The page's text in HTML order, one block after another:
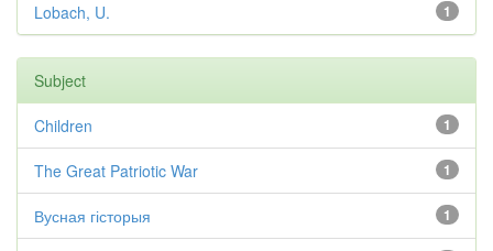
1
Lobach, U.
Subject
1
Children
1
The Great Patriotic War
1
Вусная гісторыя